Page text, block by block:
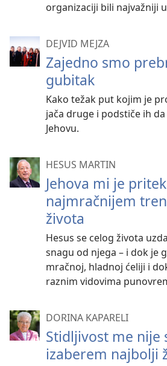
organizaciji bili najvažniji
DEJVID MEJZA
Zajedno smo
gubitak
Kako težak put kojim je
jača druge i podstiče ih
Jehovu.
HESUS MARTIN
Jehova mi je
najmračnijem
života
Hesus se celog života
snagu od njega – i dok je
mračnoj, hladnoj ćeliji i
raznim vidovima
DORINA KAPARELI
Stidljivost me nije
izaberem najbolji